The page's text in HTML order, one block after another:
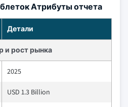
Атрибуты отчета
Детали
и рост рынка
2025
USD 1.3 Billion